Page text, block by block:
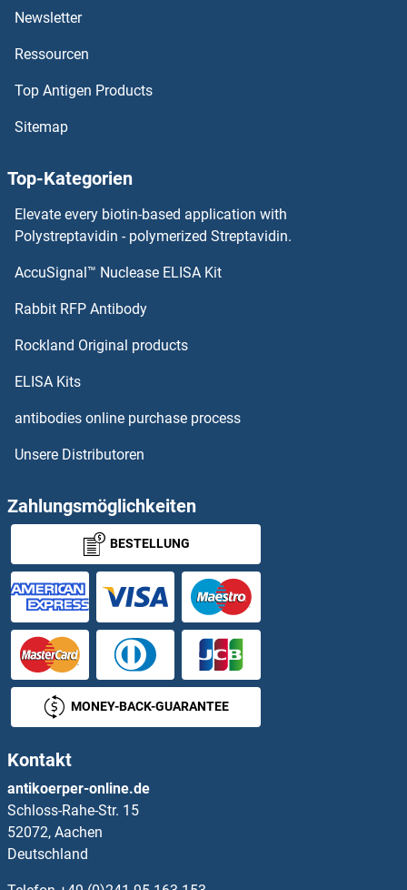
PIEZO1 ELISA Kits
PID1 ELISA Kits
PICK1 ELISA Kits
PIAS3 ELISA Kits
PIAS1 ELISA Kits
PI4KA ELISA Kits
PILRA ELISA Kits
PILRB ELISA Kits
PIM1 ELISA Kits
PIM2 ELISA Kits
PIM3 ELISA Kits
PIN1 ELISA Kits
PIN4 ELISA Kits
PINK1 ELISA Kits
PINP ELISA Kits
PINX1 ELISA Kits
PIP ELISA Kits
Newsletter
Ressourcen
Top Antigen Products
Sitemap
Top-Kategorien
Elevate every biotin-based application with
Polystreptavidin - polymerized Streptavidin.
AccuSignal™ Nuclease ELISA Kit
Rabbit RFP Antibody
Rockland Original products
ELISA Kits
antibodies online purchase process
Unsere Distributoren
Zahlungsmöglichkeiten
BESTELLUNG
MONEY-BACK-GUARANTEE
Kontakt
antikoerper-online.de
Schloss-Rahe-Str. 15
52072, Aachen
Deutschland